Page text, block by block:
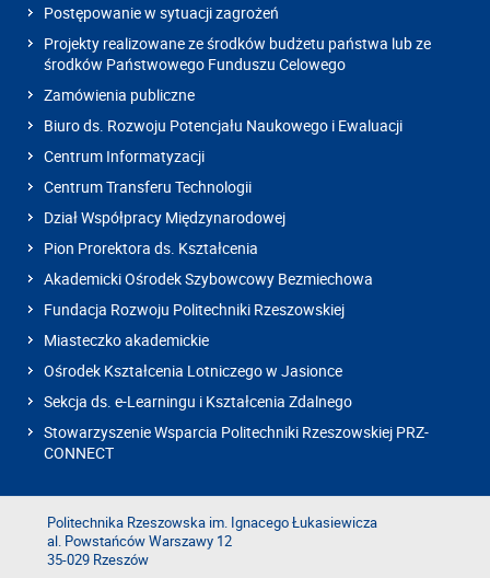
Postępowanie w sytuacji zagrożeń
Projekty realizowane ze środków budżetu państwa lub ze
środków Państwowego Funduszu Celowego
Zamówienia publiczne
Biuro ds. Rozwoju Potencjału Naukowego i Ewaluacji
Centrum Informatyzacji
Centrum Transferu Technologii
Dział Współpracy Międzynarodowej
Pion Prorektora ds. Kształcenia
Akademicki Ośrodek Szybowcowy Bezmiechowa
Fundacja Rozwoju Politechniki Rzeszowskiej
Miasteczko akademickie
Ośrodek Kształcenia Lotniczego w Jasionce
Sekcja ds. e-Learningu i Kształcenia Zdalnego
Stowarzyszenie Wsparcia Politechniki Rzeszowskiej PRZ-
CONNECT
Politechnika Rzeszowska im. Ignacego Łukasiewicza
al. Powstańców Warszawy 12
35-029 Rzeszów